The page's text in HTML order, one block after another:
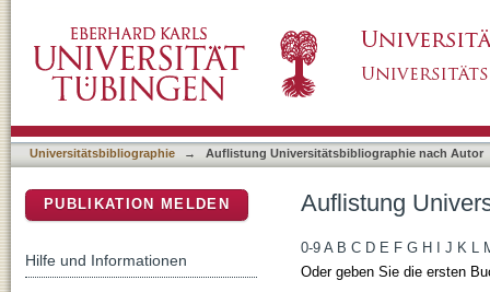
Universitätsbibliographie → Auflistung Universitätsbibliographie nach Autor
Auflistung
0-9 A B C D E F G H J K L
Oder geben Sie die ersten
PUBLIKATION MELDEN
Hilfe und Informationen